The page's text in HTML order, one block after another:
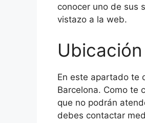
conocer uno de sus
vistazo a la web.
En este apartado te
Barcelona. Como te
que no podrán
debes contactar